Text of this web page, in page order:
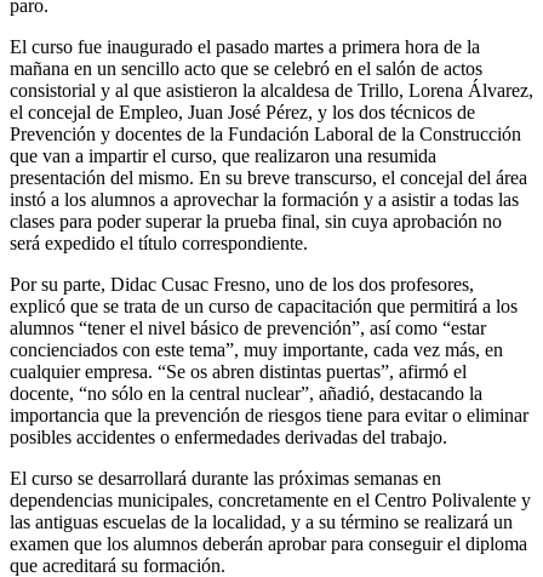
paro.
El curso fue inaugurado el pasado martes a primera hora de la
mañana en un sencillo acto que se celebró en el salón de actos
consistorial y al que asistieron la alcaldesa de Trillo, Lorena Álvarez,
el concejal de Empleo, Juan José Pérez, y los dos técnicos de
Prevención y docentes de la Fundación Laboral de la Construcción
que van a impartir el curso, que realizaron una resumida
presentación del mismo. En su breve transcurso, el concejal del área
instó a los alumnos a aprovechar la formación y a asistir a todas las
clases para poder superar la prueba final, sin cuya aprobación no
será expedido el título correspondiente.
Por su parte, Didac Cusac Fresno, uno de los dos profesores,
explicó que se trata de un curso de capacitación que permitirá a los
alumnos “tener el nivel básico de prevención”, así como “estar
concienciados con este tema”, muy importante, cada vez más, en
cualquier empresa. “Se os abren distintas puertas”, afirmó el
docente, “no sólo en la central nuclear”, añadió, destacando la
importancia que la prevención de riesgos tiene para evitar o eliminar
posibles accidentes o enfermedades derivadas del trabajo.
El curso se desarrollará durante las próximas semanas en
dependencias municipales, concretamente en el Centro Polivalente y
las antiguas escuelas de la localidad, y a su término se realizará un
examen que los alumnos deberán aprobar para conseguir el diploma
que acreditará su formación.